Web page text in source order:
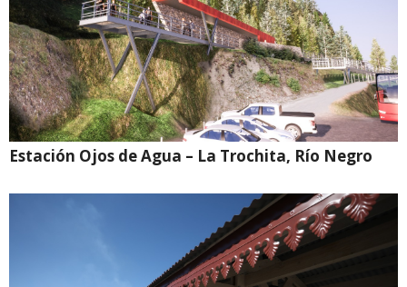
Estación Ojos de Agua – La Trochita, Río Negro